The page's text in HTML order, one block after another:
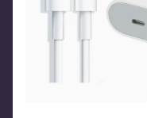
För en enklare och
14-facks dosett nu